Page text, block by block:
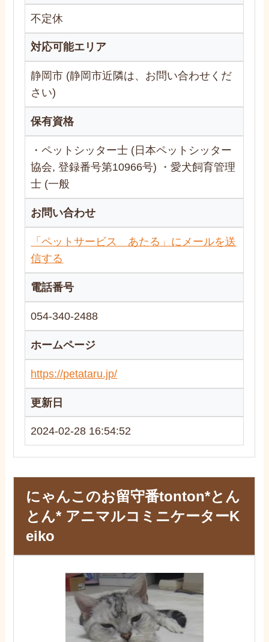
不定休
対応可能エリア
静岡市 (静岡市近隣は、お問い合わせくだ
さい)
保有資格
・ペットシッター士 (日本ペットシッター
協会, 登録番号第10966号) ・愛犬飼育管理
士 (一般
お問い合わせ
「ペットサービス あたる」にメールを送
信する
電話番号
054-340-2488
ホームページ
https://petataru.jp/
更新日
2024-02-28 16:54:52
にゃんこのお留守番tonton*とん
とん* アニマルコミニケーターK
eiko